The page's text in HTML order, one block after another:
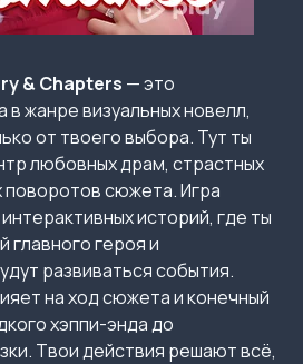
& Chapters — это
в жанре визуальных новелл,
от твоего выбора. Тут ты
любовных драм, страстных
поворотов сюжета. Игра
историй, где ты
главного героя и
развиваться события.
на ход сюжета и конечный
хэппи-энда до
Твои действия решают всё,